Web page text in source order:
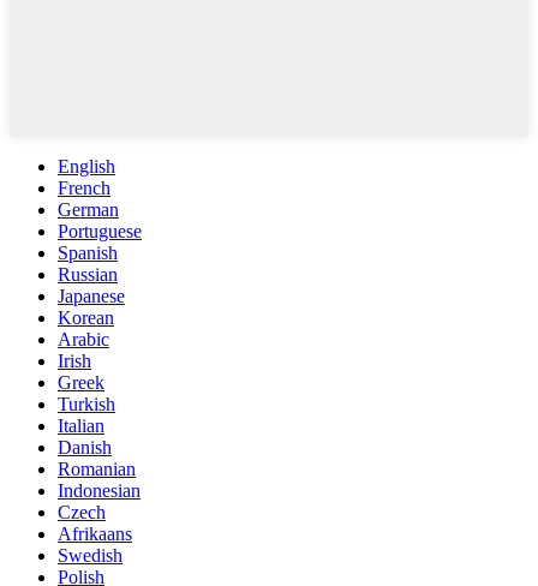
English
French
German
Portuguese
Spanish
Russian
Japanese
Korean
Arabic
Irish
Greek
Turkish
Italian
Danish
Romanian
Indonesian
Czech
Afrikaans
Swedish
Polish